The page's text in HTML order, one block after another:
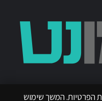
הפרטיות. המשך שימוש